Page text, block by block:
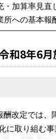
・加算率見
所への基本報
和8年6月
改定では
に取り組む